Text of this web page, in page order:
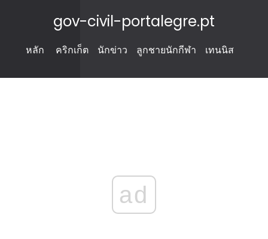
gov-civil-portalegre.pt
หลัก คริกเก็ต นักข่าว ลูกชายนักกีฬา เทนนิส
ad